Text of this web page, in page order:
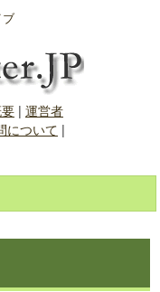
| 運営者
について |